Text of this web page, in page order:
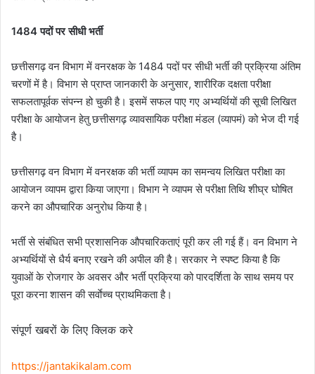
1484 पदों पर सीधी भर्ती
छत्तीसगढ़ वन विभाग में वनरक्षक के 1484 पदों पर सीधी भर्ती की प्रक्रिया अंतिम
चरणों में है। विभाग से प्राप्त जानकारी के अनुसार, शारीरिक दक्षता परीक्षा
सफलतापूर्वक संपन्न हो चुकी है। इसमें सफल पाए गए अभ्यर्थियों की सूची लिखित
परीक्षा के आयोजन हेतु छत्तीसगढ़ व्यावसायिक परीक्षा मंडल (व्यापमं) को भेज दी गई
है।
छत्तीसगढ़ वन विभाग में वनरक्षक की भर्ती व्यापम का समन्वय लिखित परीक्षा का
आयोजन व्यापम द्वारा किया जाएगा। विभाग ने व्यापम से परीक्षा तिथि शीघ्र घोषित
करने का औपचारिक अनुरोध किया है।
भर्ती से संबंधित सभी प्रशासनिक औपचारिकताएं पूरी कर ली गई हैं। वन विभाग ने
अभ्यर्थियों से धैर्य बनाए रखने की अपील की है। सरकार ने स्पष्ट किया है कि
युवाओं के रोजगार के अवसर और भर्ती प्रक्रिया को पारदर्शिता के साथ समय पर
पूरा करना शासन की सर्वाेच्च प्राथमिकता है।
संपूर्ण खबरों के लिए क्लिक करे
https://jantakikalam.com